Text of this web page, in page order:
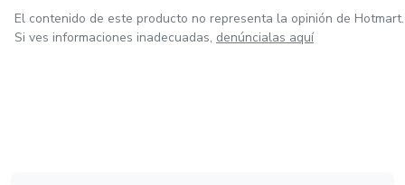
El contenido de este producto no representa la opinión de Hotmart.
Si ves informaciones inadecuadas, denúncialas aquí